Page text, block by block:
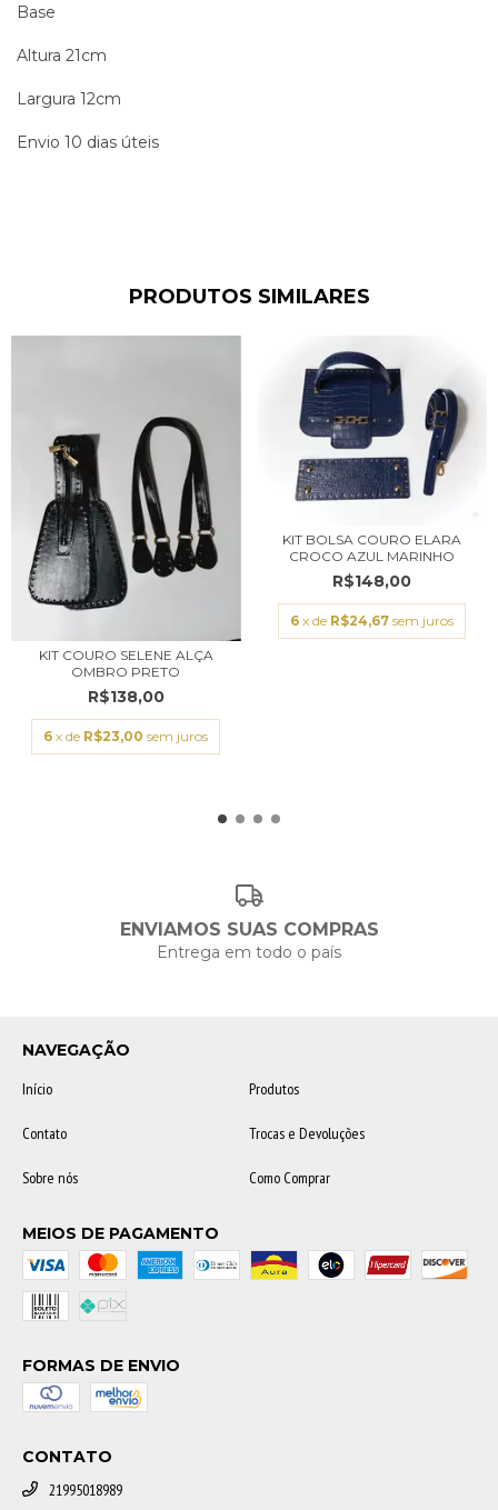
Base
Altura 21cm
Largura 12cm
Envio 10 dias úteis
PRODUTOS SIMILARES
KIT COURO SELENE ALÇA
OMBRO PRETO
R$138,00
6 x de R$23,00 sem juros
KIT BOLSA COURO ELARA
CROCO AZUL MARINHO
R$148,00
6 x de R$24,67 sem juros
ENVIAMOS SUAS COMPRAS
Entrega em todo o país
NAVEGAÇÃO
Início
Produtos
Contato Trocas e Devoluções
Sobre nós Como Comprar
MEIOS DE PAGAMENTO
FORMAS DE ENVIO
CONTATO
21995018989